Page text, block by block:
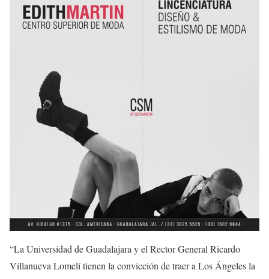
“La Universidad de Guadalajara y el Rector General Ricardo
Villanueva Lomelí tienen la convicción de traer a Los Ángeles la